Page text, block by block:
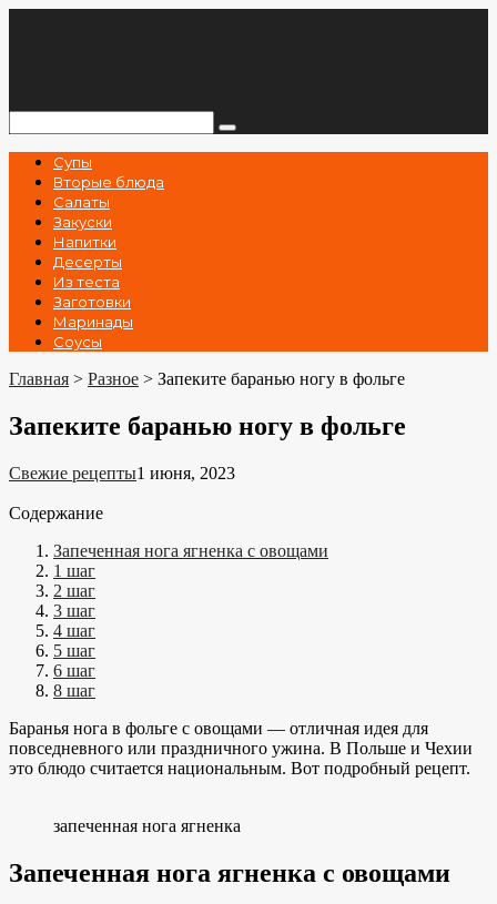
Супы
Вторые блюда
Салаты
Закуски
Напитки
Десерты
Из теста
Заготовки
Маринады
Соусы
Главная > Разное > Запеките баранью ногу в фольге
Запеките баранью ногу в фольге
Свежие рецепты1 июня, 2023
Содержание
Запеченная нога ягненка с овощами
1 шаг
2 шаг
3 шаг
4 шаг
5 шаг
6 шаг
8 шаг
Баранья нога в фольге с овощами — отличная идея для
повседневного или праздничного ужина. В Польше и Чехии
это блюдо считается национальным. Вот подробный рецепт.
запеченная нога ягненка
Запеченная нога ягненка с овощами